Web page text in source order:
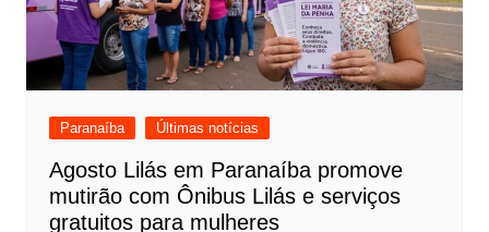
Paranaíba Últimas notícias
Agosto Lilás em Paranaíba promove
mutirão com Ônibus Lilás e serviços
gratuitos para mulheres